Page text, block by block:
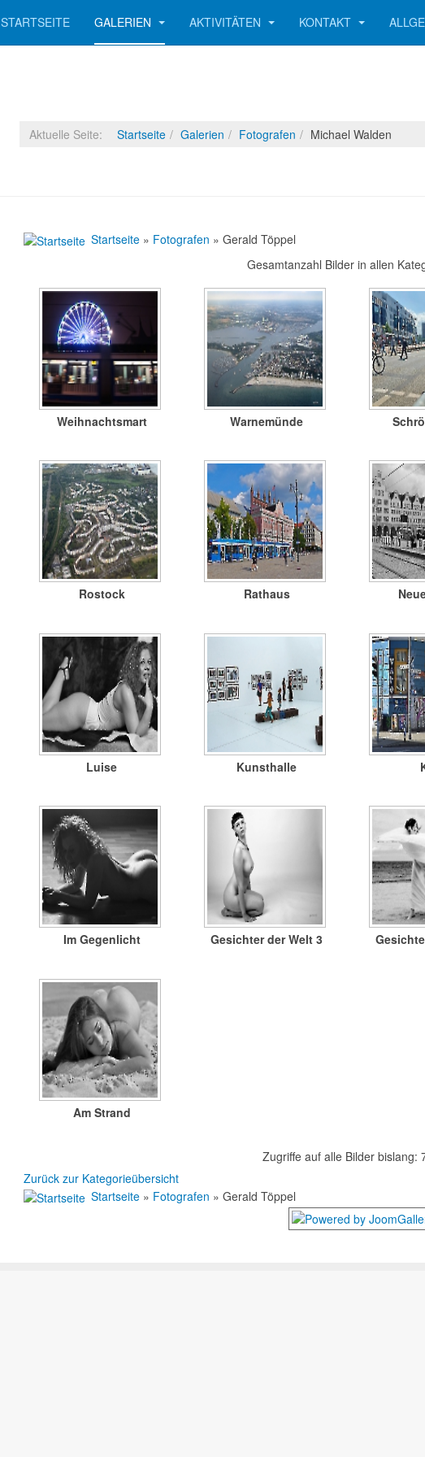
STARTSEITE GALERIEN AKTIVITÄTEN KONTAKT
Aktuelle Seite: Startseite Galerien Fotografen Michael Walden
Startseite » Fotografen » Gerald Töppel
Gesamtanzahl Bilder in allen
Weihnachtsmart Warnemünde
Rostock Rathaus
Luise Kunsthalle
Im Gegenlicht Gesichter der Welt 3
Am Strand
Zugriffe auf alle Bilder bislang:
Zurück zur Kategorieübersicht
Startseite » Fotografen » Gerald Töppel